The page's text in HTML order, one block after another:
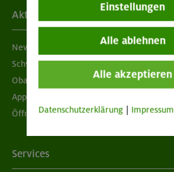
Aktuelles
Newsletter
Schwarzes Brett
Obacht geben!
App "Mein DAV+"
Öffnungszeiten
Services
Einstellungen
Alle ablehnen
Alle akzeptieren
Datenschutzerklärung Impressum